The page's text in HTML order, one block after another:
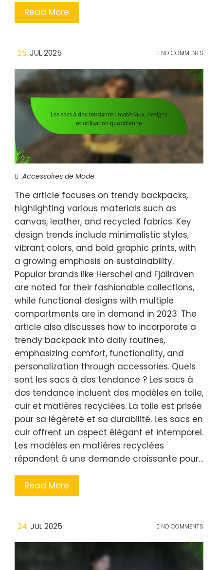
Read More
25 JUL 2025 NO COMMENTS
Accessoires de Mode
The article focuses on trendy backpacks,
highlighting various materials such as
canvas, leather, and recycled fabrics. Key
design trends include minimalistic styles,
vibrant colors, and bold graphic prints, with
a growing emphasis on sustainability.
Popular brands like Herschel and Fjällräven
are noted for their fashionable collections,
while functional designs with multiple
compartments are in demand in 2023. The
article also discusses how to incorporate a
trendy backpack into daily routines,
emphasizing comfort, functionality, and
personalization through accessories. Quels
sont les sacs à dos tendance ? Les sacs à
dos tendance incluent des modèles en toile,
cuir et matières recyclées. La toile est prisée
pour sa légèreté et sa durabilité. Les sacs en
cuir offrent un aspect élégant et intemporel.
Les modèles en matières recyclées
répondent à une demande croissante pour…
Read More
24 JUL 2025 NO COMMENTS